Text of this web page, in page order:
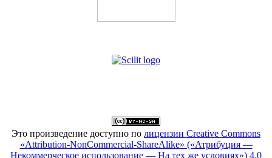
Это произведение доступно по лицензии Creative Commons
«Attribution-NonCommercial-ShareAlike» («Атрибуция —
Некоммерческое использование — На тех же условиях») 4.0